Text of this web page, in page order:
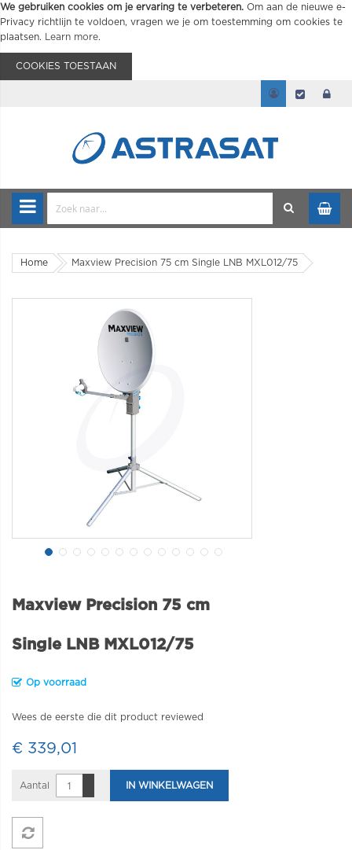
We gebruiken cookies om je ervaring te verbeteren. Om aan de nieuwe e-
Privacy richtlijn te voldoen, vragen we je om toestemming om cookies te
plaatsen.
Learn more.
COOKIES TOESTAAN
Home Maxview Precision 75 cm Single LNB MXL012/75
Maxview Precision 75 cm
Single LNB MXL012/75
Op voorraad
Wees de eerste die dit product reviewed
€ 339,01
Aantal IN WINKELWAGEN